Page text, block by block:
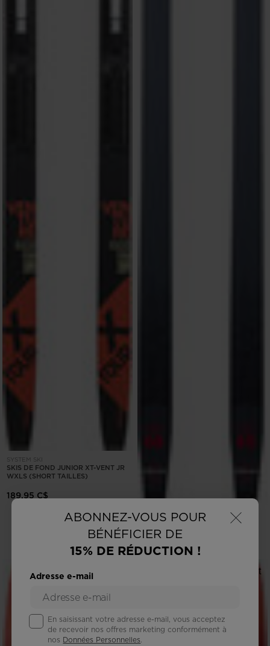
×
ABONNEZ-VOUS POUR
BÉNÉFICIER DE
15% DE RÉDUCTION !
Adresse e-mail
En saisissant votre adresse e-mail, vous acceptez
de recevoir nos offres marketing conformément à
nos Données Personnelles.
SYSTEM SKI
SKIS DE FOND JUNIOR XT-VENT JR
WXLS (SHORT TAILLES)
189,95 C$
SKIS DE FOND TOURING UNISEXE
OT 65 POSITRACK
339,99 C$